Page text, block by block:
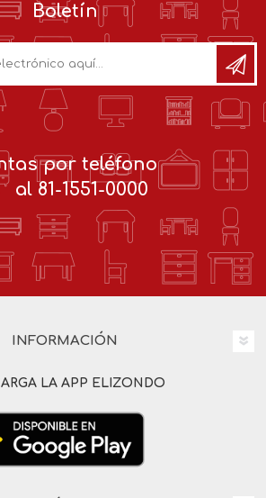
Boletín
por teléfono
al 81-1551-0000
INFORMACIÓN
LA APP ELIZONDO